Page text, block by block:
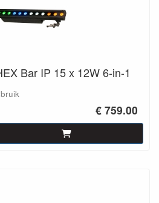
Bar IP 15 x 12W 6-in-1
€ 759.00